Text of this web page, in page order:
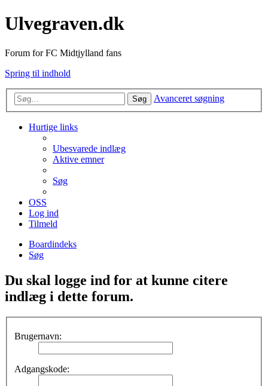
Ulvegraven.dk
Forum for FC Midtjylland fans
Spring til indhold
Søg Avanceret søgning
Hurtige links
Ubesvarede indlæg
Aktive emner
Søg
OSS
Log ind
Tilmeld
Boardindeks
Søg
Du skal logge ind for at kunne citere
indlæg i dette forum.
Brugernavn:
Adgangskode: